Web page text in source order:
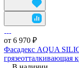
от 6 970 ₽
Фасадекс AQUA
грязеотталкивающая